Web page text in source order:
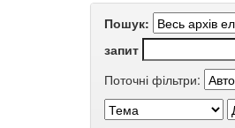
Пошук:
запит
Поточні фільтри: